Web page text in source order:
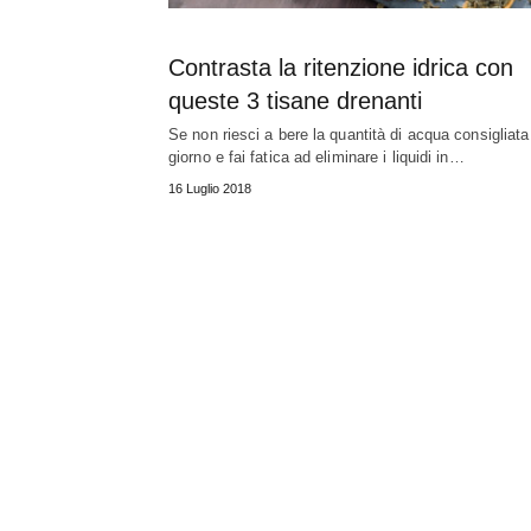
Contrasta la ritenzione idrica con
queste 3 tisane drenanti
Se non riesci a bere la quantità di acqua
giorno e fai fatica ad eliminare i liquidi in…
16 Luglio 2018